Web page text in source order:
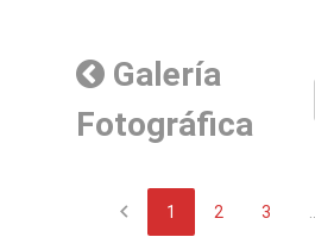
Galería
Fotográfica
chevron_left 1 2 3